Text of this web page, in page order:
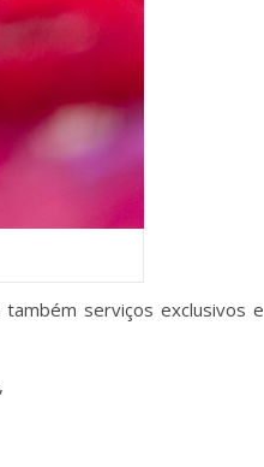
serviços exclusivos e